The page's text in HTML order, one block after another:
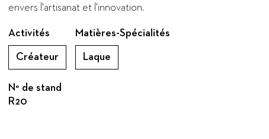
envers l'artisanat et l'innovation.
Activités
Créateur
Matières-Spécialités
Laque
N° de stand
R20